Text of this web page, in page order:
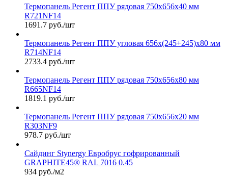
Термопанель Регент ППУ рядовая 750х656х40 мм
R721NF14
1691.7 руб./шт
Термопанель Регент ППУ угловая 656х(245+245)х80 мм
R714NF14
2733.4 руб./шт
Термопанель Регент ППУ рядовая 750х656х80 мм
R665NF14
1819.1 руб./шт
Термопанель Регент ППУ рядовая 750х656х20 мм
R303NF9
978.7 руб./шт
Сайдинг Stynergy Евробрус гофрированный
GRAPHITE45® RAL 7016 0.45
934 руб./м2